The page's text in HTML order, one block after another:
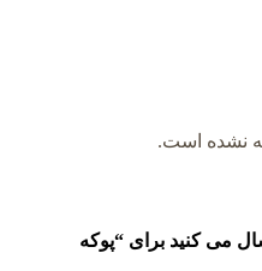
نشده است.
می کنید برای “پوکه